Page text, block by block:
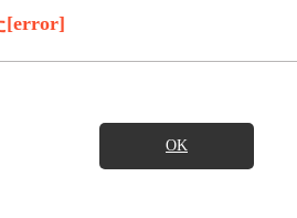
[error]
OK